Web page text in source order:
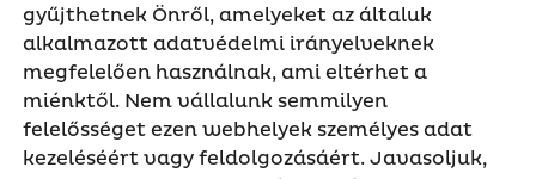
gyűjthetnek Önről, amelyeket az általuk
alkalmazott adatvédelmi irányelveknek
megfelelően használnak, ami eltérhet a
miénktől. Nem vállalunk semmilyen
felelősséget ezen webhelyek személyes adat
kezeléséért vagy feldolgozásáért. Javasoljuk,